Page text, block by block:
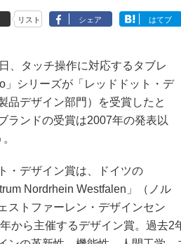
リスト シェア はてブ
、タッチ操作に対応するタブレ
」シリーズが「レッドドット・デ
品デザイン部門）を受賞したと
ランドの受賞は2007年の発表以
・デザイン賞は、ドイツの
Nordrhein Westfalen」（ノル
ストファーレン・デザインセン
から主催するデザイン賞。過去2